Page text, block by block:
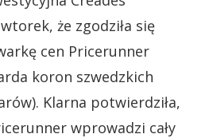
że zgodziła się
cen Pricerunner
koron szwedzkich
Klarna potwierdziła,
wprowadzi cały